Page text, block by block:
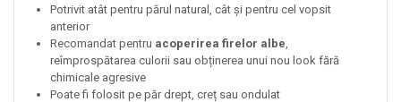
Potrivit atât pentru părul natural, cât și pentru cel vopsit
anterior
Recomandat pentru acoperirea firelor albe
reîmprospătarea culorii sau obținerea unui nou look fără
chimicale agresive
Poate fi folosit pe păr drept, creț sau ondulat